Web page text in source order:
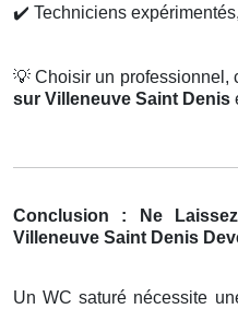
✔️ Techniciens
💡 Choisir un professionnel,
sur Villeneuve Saint Denis
Conclusion : Ne
Villeneuve Saint Denis
Un WC saturé nécessite